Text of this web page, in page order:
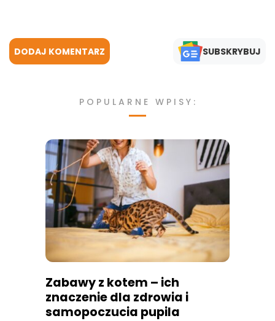
DODAJ KOMENTARZ SUBSKRYBUJ
POPULARNE WPISY:
Zabawy z kotem – ich
znaczenie dla zdrowia i
samopoczucia pupila